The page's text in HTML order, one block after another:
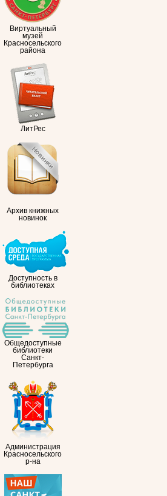
Виртуальный
музей
Красносельского
района
ЛитРес
Архив книжных
новинок
Доступность в
библиотеках
Общедоступные
библиотеки
Санкт-
Петербурга
Администрация
Красносельского
р-на